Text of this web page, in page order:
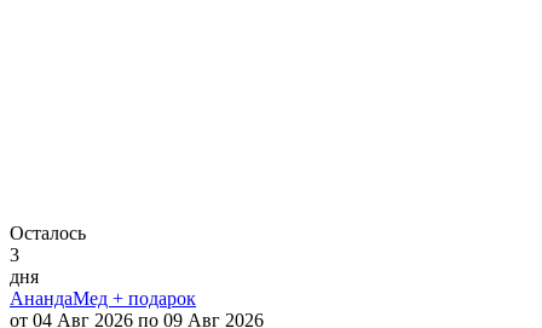
Осталось
3
дня
АнандаМед + подарок
от 04 Авг 2026 по 09 Авг 2026